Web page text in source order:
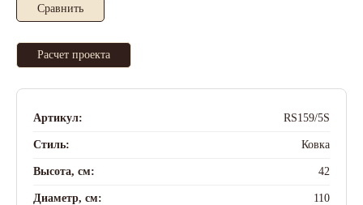
Cравнить
Расчет проекта
Артикул: RS159/5S
Стиль: Ковка
Высота, см: 42
Диаметр, см: 110